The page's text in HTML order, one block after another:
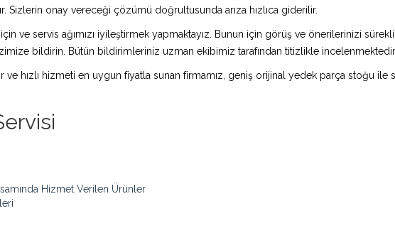
Sizlerin onay vereceği çözümü doğrultusunda arıza hızlıca giderilir.
ve servis ağımızı iyileştirmek yapmaktayız. Bunun için görüş ve önerilerinizi sürekli
bildirin. Bütün bildirimleriniz uzman ekibimiz tarafından titizlikle incelenmektedir.
hızlı hizmeti en uygun fiyatla sunan firmamız, geniş orijinal yedek parça stoğu
Hizmet Verilen Ürünler